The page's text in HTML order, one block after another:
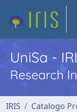
UniSa -
Research
IRIS
Catalogo